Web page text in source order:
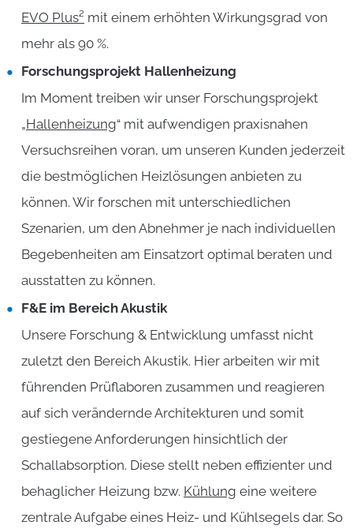
EVO Plus² mit einem erhöhten Wirkungsgrad von
mehr als 90 %.
Forschungsprojekt Hallenheizung
Im Moment treiben wir unser Forschungsprojekt
„Hallenheizung“ mit aufwendigen praxisnahen
Versuchsreihen voran, um unseren Kunden jederzeit
die bestmöglichen Heizlösungen anbieten zu
können. Wir forschen mit unterschiedlichen
Szenarien, um den Abnehmer je nach individuellen
Begebenheiten am Einsatzort optimal beraten und
ausstatten zu können.
F&E im Bereich Akustik
Unsere Forschung & Entwicklung umfasst nicht
zuletzt den Bereich Akustik. Hier arbeiten wir mit
führenden Prüflaboren zusammen und reagieren
auf sich verändernde Architekturen und somit
gestiegene Anforderungen hinsichtlich der
Schallabsorption. Diese stellt neben effizienter und
behaglicher Heizung bzw. Kühlung eine weitere
zentrale Aufgabe eines Heiz- und Kühlsegels dar. So